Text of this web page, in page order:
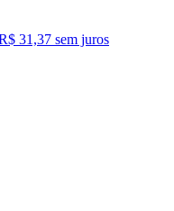
31,37 sem juros